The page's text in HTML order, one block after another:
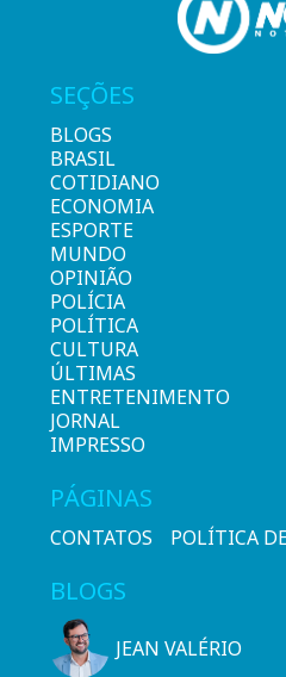
SEÇÕES
BLOGS
BRASIL
COTIDIANO
ECONOMIA
ESPORTE
MUNDO
OPINIÃO
POLÍCIA
POLÍTICA
CULTURA
ÚLTIMAS
ENTRETENIMENTO
JORNAL
IMPRESSO
PÁGINAS
CONTATOS POLÍTICA
BLOGS
JEAN VALÉRIO